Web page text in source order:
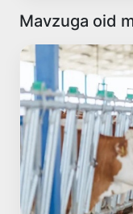
Mavzuga oid